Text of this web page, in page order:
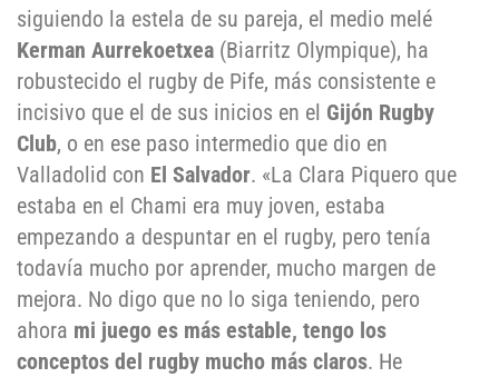
siguiendo la estela de su pareja, el medio melé
Kerman Aurrekoetxea (Biarritz Olympique), ha
robustecido el rugby de Pife, más consistente e
incisivo que el de sus inicios en el Gijón Rugby
Club, o en ese paso intermedio que dio en
Valladolid con El Salvador. «La Clara Piquero que
estaba en el Chami era muy joven, estaba
empezando a despuntar en el rugby, pero tenía
todavía mucho por aprender, mucho margen de
mejora. No digo que no lo siga teniendo, pero
ahora mi juego es más estable, tengo los
conceptos del rugby mucho más claros. He